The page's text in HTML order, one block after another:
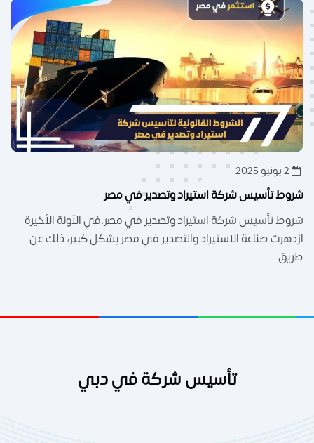
2 يونيو 2025
شروط تأسيس شركة استيراد وتصدير في مصر
شروط تأسيس شركة استيراد وتصدير في مصر.في الآونة الأخيرة
ازدهرت صناعة الاستيراد والتصدير في مصر بشكل كبير، ذلك عن
طريق
تأسيس شركة في دبي